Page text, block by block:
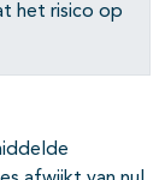
het risico op